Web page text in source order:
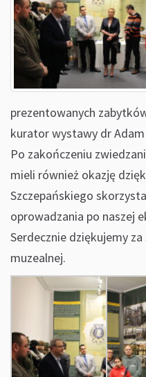
prezentowanych
kurator wystawy dr Adam
Po zakończeniu
mieli również okazję
Szczepańskiego
oprowadzania po naszej
Serdecznie dziękujemy
muzealnej.